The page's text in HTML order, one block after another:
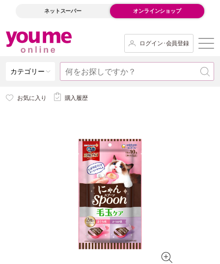
ネットスーパー オンラインショップ
ログイン･会員登録
カテゴリー
お気に入り 購入履歴